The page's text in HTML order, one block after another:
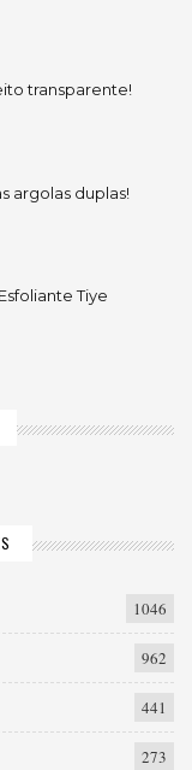
transparente!
argolas duplas!
Tiye
1046
962
441
273